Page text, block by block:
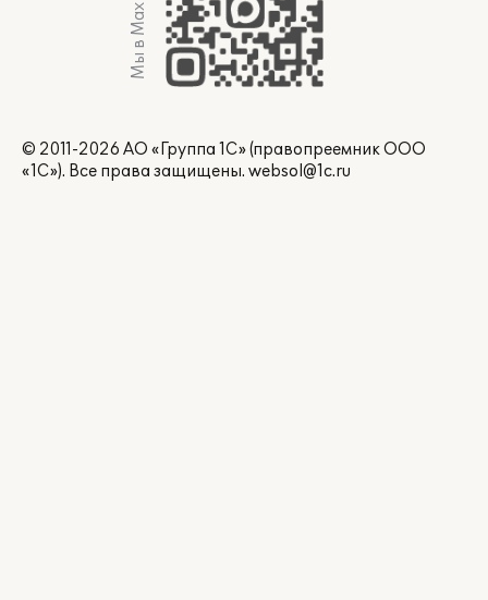
Мы в Max
© 2011-2026 АО «Группа 1С» (правопреемник ООО
«1С»). Все права защищены. websol@1c.ru